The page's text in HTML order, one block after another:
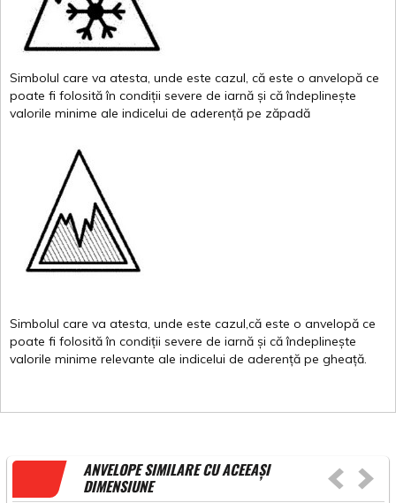
Simbolul care va atesta, unde este cazul, că este o anvelopă ce
poate fi folosită în condiții severe de iarnă și că îndeplinește
valorile minime ale indicelui de aderență pe zăpadă
Simbolul care va atesta, unde este cazul,că este o anvelopă ce
poate fi folosită în condiții severe de iarnă și că îndeplinește
valorile minime relevante ale indicelui de aderență pe gheață.
ANVELOPE SIMILARE CU ACEEAȘI
DIMENSIUNE